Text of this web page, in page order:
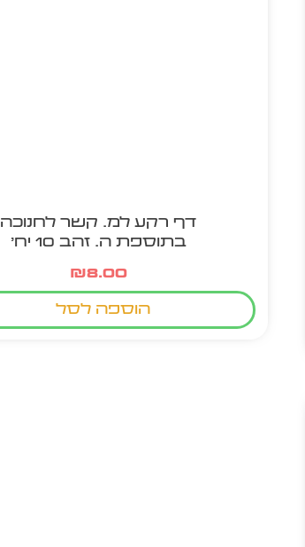
דף רקע למ. קשר לחנוכה
בתוספת ה. זהב 10 יח'
₪8.00
הוספה לסל